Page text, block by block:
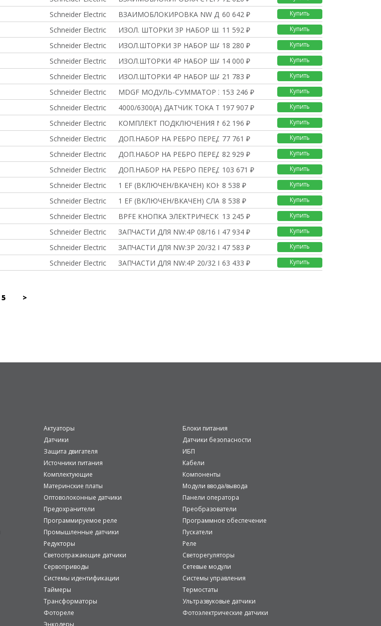
Schneider Electric ВЗАИМОБЛОКИРОВКА NW ДВЕРЦА ЯЧЕ
60 642 ₽ Купить
Schneider Electric ИЗОЛ. ШТОРКИ 3P НАБОР ШАССИ NW
11 592 ₽ Купить
Schneider Electric ИЗОЛ.ШТОРКИ 3P НАБОР ШАССИ NW
18 280 ₽ Купить
Schneider Electric ИЗОЛ.ШТОРКИ 4P НАБОР ШАССИ NW
14 000 ₽ Купить
Schneider Electric ИЗОЛ.ШТОРКИ 4P НАБОР ШАССИ NW
21 783 ₽ Купить
Schneider Electric MDGF МОДУЛЬ-СУММАТОР ЗАЩИТЫ ТИ
153 246 ₽ Купить
Schneider Electric 4000/6300(А) ДАТЧИК ТОКА TCE З197 907 ₽ Купить
Schneider Electric КОМПЛЕКТ ПОДКЛЮЧЕНИЯ NW ФИКСИР
62 196 ₽ Купить
Schneider Electric ДОП.НАБОР НА РЕБРО ПЕРЕД.П.СТА
77 761 ₽ Купить
Schneider Electric ДОП.НАБОР НА РЕБРО ПЕРЕД.П.СТА
82 929 ₽ Купить
Schneider Electric ДОП.НАБОР НА РЕБРО ПЕРЕД.П.СТА
103 671 ₽ Купить
Schneider Electric 1 ЕF (ВКЛЮЧЕН/ВКАЧЕН) КОНТАКТ
8 538 ₽ Купить
Schneider Electric 1 ЕF (ВКЛЮЧЕН/ВКАЧЕН) СЛАБОТОЧ
8 538 ₽ Купить
Schneider Electric BPFE КНОПКА ЭЛЕКТРИЧЕСКОГО ВКЛ
13 245 ₽ Купить
Schneider Electric ЗАПЧАСТИ ДЛЯ NW:4P 08/16 ПЕРЕД
47 934 ₽ Купить
Schneider Electric ЗАПЧАСТИ ДЛЯ NW:3P 20/32 ПЕРЕД
47 583 ₽ Купить
Schneider Electric ЗАПЧАСТИ ДЛЯ NW:4P 20/32 ПЕРЕД
63 433 ₽ Купить
5 >
Актуаторы
Блоки питания
Датчики
Датчики безопасности
Защита двигателя
ИБП
Источники питания
Кабели
Комплектующие
Компоненты
Материнские платы
Модули ввода/вывода
Оптоволоконные датчики
Панели оператора
Предохранители
Преобразователи
Программируемое реле
Программное обеспечение
Промышленные датчики
Пускатели
Редукторы
Реле
Светоотражающие датчики
Светорегуляторы
Сервоприводы
Сетевые модули
Системы идентификации
Системы управления
Таймеры
Термостаты
Трансформаторы
Ультразвуковые датчики
Фотореле
Фотоэлектрические датчики
Энкодеры